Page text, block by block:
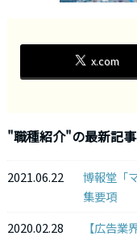
x.com
"職種紹介"の最新記事
2021.06.22
博報堂「
集要項
2020.02.28
【広告